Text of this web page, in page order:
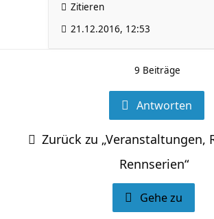
Zitieren
21.12.2016, 12:53
9 Beiträge
Antworten
Zurück zu „Veranstaltungen,
Rennserien“
Gehe zu